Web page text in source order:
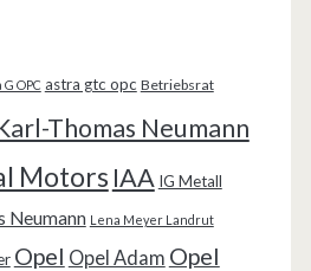
OPC astra gtc opc Betriebsrat
Thomas Neumann
Motors IAA IG Metall
Neumann Lena Meyer Landrut
Opel Opel Adam Opel